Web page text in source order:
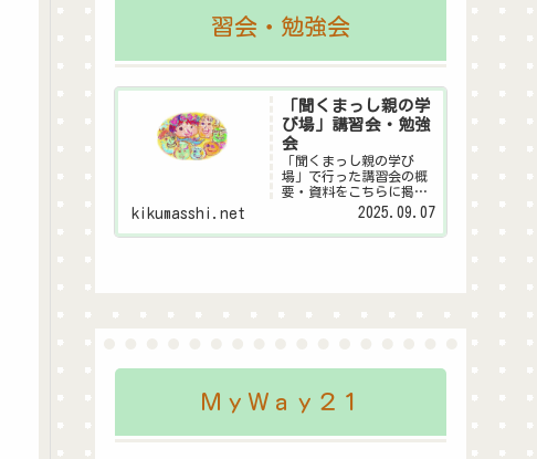
習会・勉強会
「聞くまっし親の学
び場」講習会・勉強
会
「聞くまっし親の学び
場」で行った講習会の概
要・資料をこちらに掲載
します。皆様の子育ての
ヒントになれば幸いで
す。親の学び場とは金沢
kikumasshi.net 2025.09.07
ＭｙＷａｙ２１